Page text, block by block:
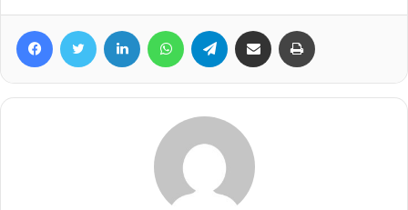
FacebookTwitter Linkedin WhatsAppTelegram Compartilhar via e-mail